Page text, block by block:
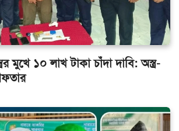
মুখে ১০ লাখ টাকা চাঁদা দাবি: অস্ত্র-